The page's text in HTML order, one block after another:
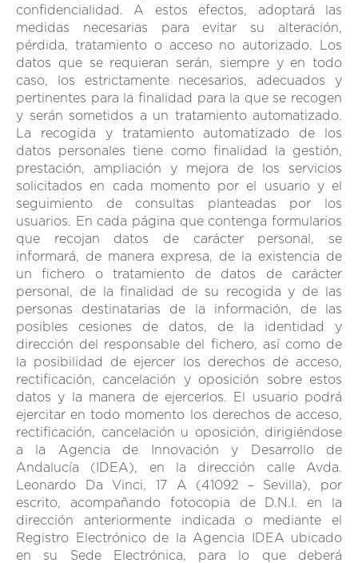
confidencialidad. A estos efectos, adoptará las
medidas necesarias para evitar su alteración,
pérdida, tratamiento o acceso no autorizado. Los
datos que se requieran serán, siempre y en todo
caso, los estrictamente necesarios, adecuados y
pertinentes para la finalidad para la que se recogen
y serán sometidos a un tratamiento automatizado.
La recogida y tratamiento automatizado de los
datos personales tiene como finalidad la gestión,
prestación, ampliación y mejora de los servicios
solicitados en cada momento por el usuario y el
seguimiento de consultas planteadas por los
usuarios. En cada página que contenga formularios
que recojan datos de carácter personal, se
informará, de manera expresa, de la existencia de
un fichero o tratamiento de datos de carácter
personal, de la finalidad de su recogida y de las
personas destinatarias de la información, de las
posibles cesiones de datos, de la identidad y
dirección del responsable del fichero, así como de
la posibilidad de ejercer los derechos de acceso,
rectificación, cancelación y oposición sobre estos
datos y la manera de ejercerlos. El usuario podrá
ejercitar en todo momento los derechos de acceso,
rectificación, cancelación u oposición, dirigiéndose
a la Agencia de Innovación y Desarrollo de
Andalucía (IDEA), en la dirección calle Avda.
Leonardo Da Vinci, 17 A (41092 – Sevilla), por
escrito, acompañando fotocopia de D.N.I. en la
dirección anteriormente indicada o mediante el
Registro Electrónico de la Agencia IDEA ubicado
en su Sede Electrónica, para lo que deberá